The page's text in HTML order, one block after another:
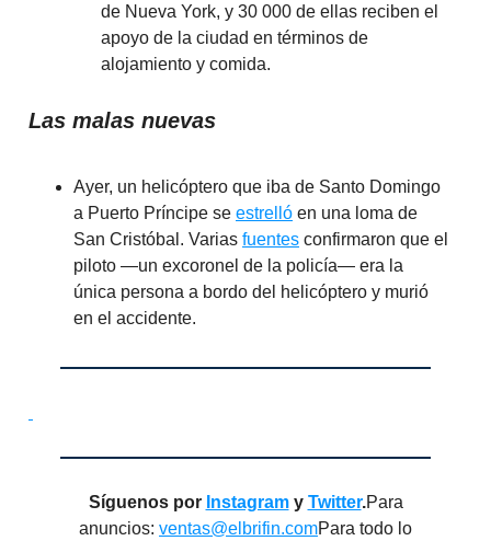
de Nueva York, y 30 000 de ellas reciben el
apoyo de la ciudad en términos de
alojamiento y comida.
Las malas nuevas
Ayer, un helicóptero que iba de Santo Domingo
a Puerto Príncipe se estrelló en una loma de
San Cristóbal. Varias fuentes confirmaron que el
piloto —un excoronel de la policía— era la
única persona a bordo del helicóptero y murió
en el accidente.
Síguenos por Instagramy Twitter.Para
anuncios: ventas@elbrifin.comPara todo lo